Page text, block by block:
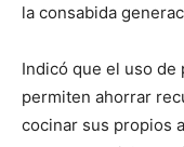
la consabida
Indicó que el uso de
permiten ahorrar
cocinar sus propios